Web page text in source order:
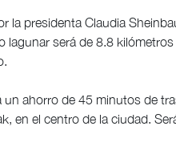
la presidenta Claudia
lagunar será de 8.8
ahorro de 45 minutos de
en el centro de la ciudad.